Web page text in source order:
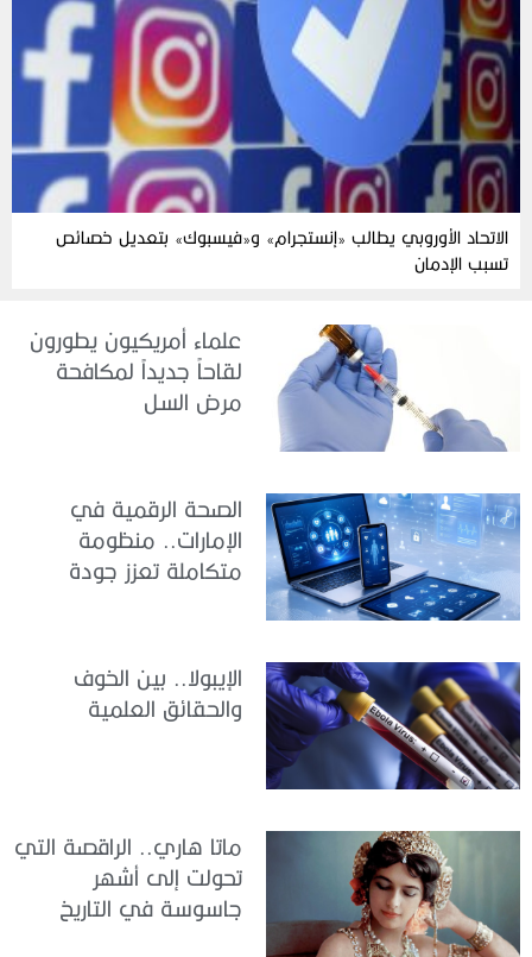
الاتحاد الأوروبي يطالب «إنستجرام» و«فيسبوك» بتعديل خصائص
تسبب الإدمان
علماء أمريكيون يطورون
لقاحاً جديداً لمكافحة
مرض السل
الصحة الرقمية في
الإمارات.. منظومة
متكاملة تعزز جودة
الإيبولا.. بين الخوف
والحقائق العلمية
ماتا هاري.. الراقصة التي
تحولت إلى أشهر
جاسوسة في التاريخ